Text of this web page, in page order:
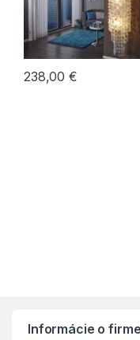
238,00€
Informácie o firme